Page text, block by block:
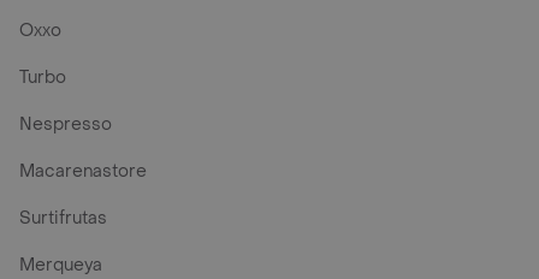
Oxxo
Turbo
Nespresso
Macarenastore
Surtifrutas
Merqueya